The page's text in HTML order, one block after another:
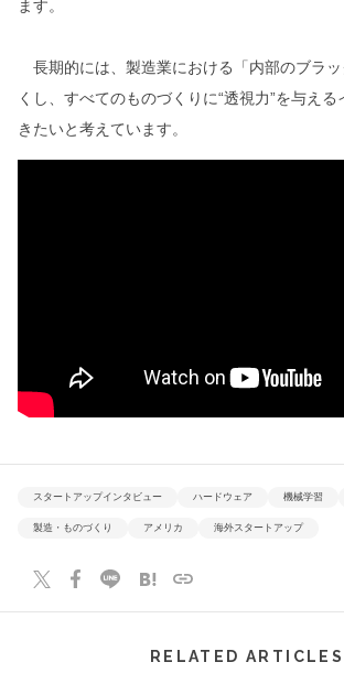
ます。
長期的には、製造業における「内部のブラ
くし、すべてのものづくりに“透視力”を与え
きたいと考えています。
スタートアップインタビュー ハードウェア 機械学習
製造・ものづくり アメリカ 海外スタートアップ
RELATED ARTICLES